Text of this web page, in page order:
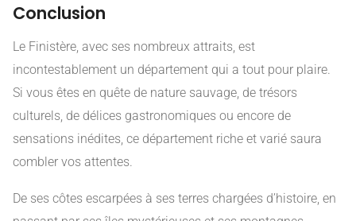
Conclusion
Le Finistère, avec ses nombreux attraits, est
incontestablement un département qui a tout pour plaire.
Si vous êtes en quête de nature sauvage, de trésors
culturels, de délices gastronomiques ou encore de
sensations inédites, ce département riche et varié saura
combler vos attentes.
De ses côtes escarpées à ses terres chargées d’histoire, en